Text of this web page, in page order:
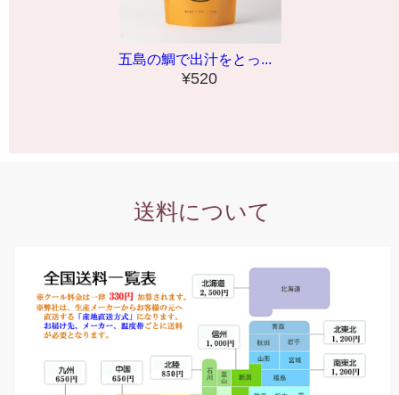
五島の鯛で出汁をとっ...
¥520
送料について